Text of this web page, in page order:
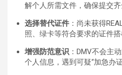
解个人所需文件，确保提交齐
选择替代证件 ：尚未获得
照、绿卡等符合要求的证件搭
增强防范意识 ：DMV不会主
个人信息，遇到可疑“加急办